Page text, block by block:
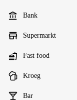
Bank
Supermarkt
Fast food
Kroeg
Bar